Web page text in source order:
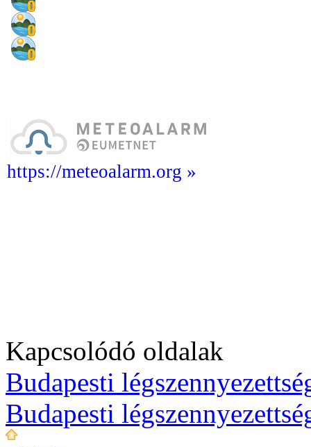
https://meteoalarm.org »
Kapcsolódó oldalak
Budapesti
Budapesti